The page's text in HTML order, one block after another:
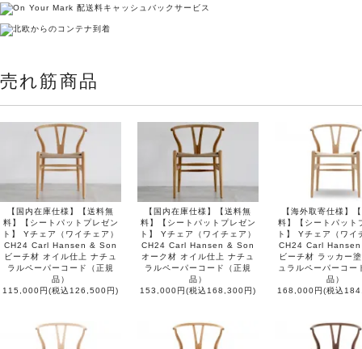
売れ筋商品
【国内在庫仕様】【送料無
料】【シートパットプレゼン
ト】 Yチェア（ワイチェア）
CH24 Carl Hansen & Son
ビーチ材 オイル仕上 ナチュ
ラルペーパーコード（正規
品）
115,000円(税込126,500円)
【国内在庫仕様】【送料無
料】【シートパットプレゼン
ト】 Yチェア（ワイチェア）
CH24 Carl Hansen & Son
オーク材 オイル仕上 ナチュ
ラルペーパーコード（正規
品）
153,000円(税込168,300円)
【海外取寄仕様】
料】【シートパット
ト】 Yチェア（ワイ
CH24 Carl
ビーチ材 ラッカー
ュラルペーパーコー
品）
168,000円(税込